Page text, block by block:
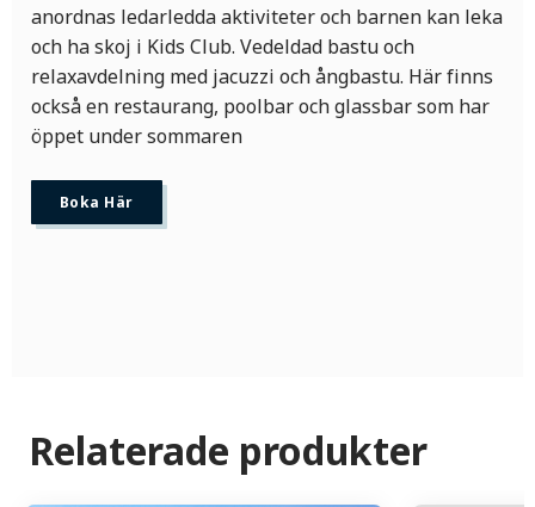
anordnas ledarledda aktiviteter och barnen kan leka
och ha skoj i Kids Club. Vedeldad bastu och
relaxavdelning med jacuzzi och ångbastu. Här finns
också en restaurang, poolbar och glassbar som har
öppet under sommaren
Boka Här
Relaterade produkter